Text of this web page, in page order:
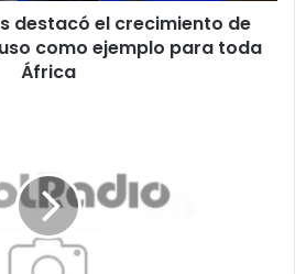
destacó el crecimiento de
como ejemplo para toda
África